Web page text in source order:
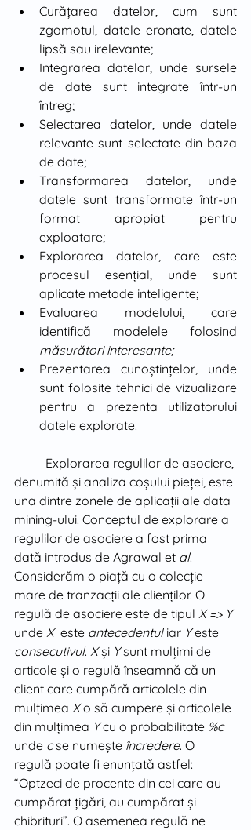
Curăţarea datelor, cum sunt
zgomotul, datele eronate, datele
lipsă sau irelevante;
Integrarea datelor, unde sursele
de date sunt integrate într-un
întreg;
Selectarea datelor, unde datele
relevante sunt selectate din baza
de date;
Transformarea datelor, unde
datele sunt transformate într-un
format apropiat pentru
exploatare;
Explorarea datelor, care este
procesul esenţial, unde sunt
aplicate metode inteligente;
Evaluarea modelului, care
măsurători interesante;
Prezentarea cunoştinţelor, unde
sunt folosite tehnici de vizualizare
pentru a prezenta utilizatorului
datele explorate.
denumită şi analiza coşului pieţei, este
una dintre zonele de aplicaţii ale data
mining-ului. Conceptul de explorare a
regulilor de asociere a fost prima
dată introdus de Agrawal et al.
Considerăm o piaţă cu o colecţie
mare de tranzacţii ale clienţilor. O
regulă de asociere este de tipul X => Y
unde X este antecedentul iar Y este
consecutivul. X şi Y sunt mulţimi de
articole şi o regulă înseamnă că un
client care cumpără articolele din
mulţimea X o să cumpere şi articolele
din mulţimea Y cu o probabilitate %c
unde c se numeşte încredere. O
regulă poate fi enunţată astfel:
“Optzeci de procente din cei care au
cumpărat ţigări, au cumpărat şi
chibrituri”. O asemenea regulă ne